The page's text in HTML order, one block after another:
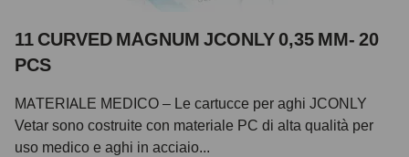
11 CURVED MAGNUM JCONLY 0,35 MM- 20
PCS
MATERIALE MEDICO – Le cartucce per aghi JCONLY
Vetar sono costruite con materiale PC di alta qualità per
uso medico e aghi in acciaio...